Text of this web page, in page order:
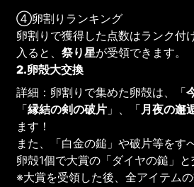
④卵割りランキング
卵割りで獲得した点数はランク付
入ると、祭り星が受領できます。
2.卵殻大交換
詳細：卵割りで集めた卵殻は、「
「縁結の剣の破片 」、「 月夜の邂
ます！
また、「白金の鎚」や破片等をす
卵殻1個で大賞の「ダイヤの鎚」
※大賞を受領した後、全アイテム